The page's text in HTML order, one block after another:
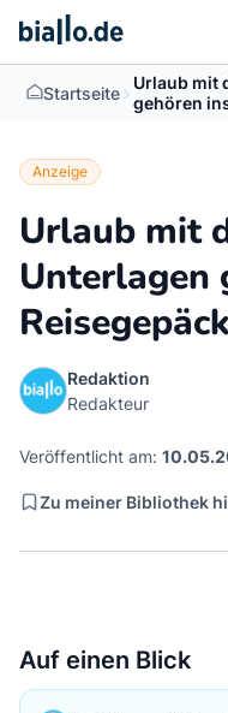
Startseite > Urlaub mit
gehören
Anzeige
Urlaub mit
Unterlagen
Reisegepäck
Redaktion
Redakteur
Veröffentlicht am:
Zu meiner Bibliothek
Auf einen Blick